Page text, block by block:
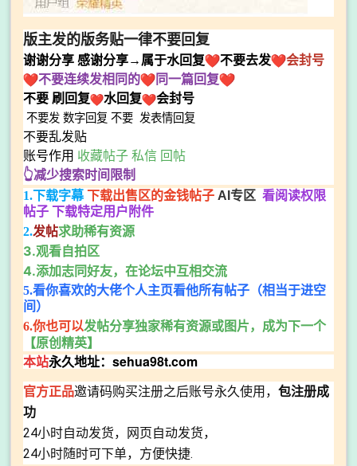
版主发的版务贴一律不要回复
谢谢分享 感谢分享→属于水回复 不要去发
会封号
不要连续发相同的
同一篇回复
不要 刷回复 水回复 会封号
不要发 数字回复 不要 发表情回复
不要乱发贴
账号作用 收藏帖子 私信 回帖
👆减少搜索时间限制
1.下载字幕下载出售区的金钱帖子 AI专区 看阅读权限
帖子 下载特定用户附件
2.发帖求助稀有资源
3.观看自拍区
4.添加志同好友，在论坛中互相交流
5.看你喜欢的大佬个人主页看他所有帖子（相当于进空
间）
6.你也可以发帖分享独家稀有资源或图片，成为下一个
【原创精英】
本站永久地址：sehua98t.com
官方正品邀请码购买注册之后账号永久使用， 包注册成
功
24小时自动发货，网页自动发货，
24小时随时可下单，方便快捷.